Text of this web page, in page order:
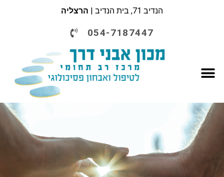
הנדיב 71, בית הנדיב | הרצליה
054-7187447